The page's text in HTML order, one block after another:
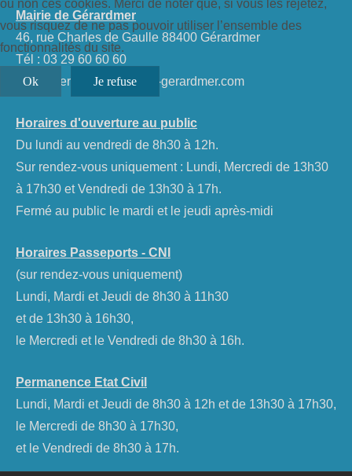
Mairie de Gérardmer
46, rue Charles de Gaulle 88400 Gérardmer
Tél : 03 29 60 60 60
villedegerardmer@mairie-gerardmer.com
Horaires d'ouverture au public
Du lundi au vendredi de 8h30 à 12h.
Sur rendez-vous uniquement : Lundi, Mercredi de 13h30
à 17h30 et Vendredi de 13h30 à 17h.
Fermé au public le mardi et le jeudi après-midi
Horaires Passeports - CNI
(sur rendez-vous uniquement)
Lundi, Mardi et Jeudi de 8h30 à 11h30
et de 13h30 à 16h30,
le Mercredi et le Vendredi de 8h30 à 16h.
Permanence Etat Civil
Lundi, Mardi et Jeudi de 8h30 à 12h et de 13h30 à 17h30,
le Mercredi de 8h30 à 17h30,
et le Vendredi de 8h30 à 17h.
ou non ces cookies. Merci de noter que, si vous les rejetez,
vous risquez de ne pas pouvoir utiliser l’ensemble des
fonctionnalités du site.
Ok Je refuse